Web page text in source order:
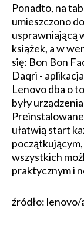
Ponadto, na
umieszczono
usprawniającą
książek, a w
się: Bon Bon
Daqri -
Lenovo dba o
były
ułatwią start
wszystkich
praktycznym i
źródło: